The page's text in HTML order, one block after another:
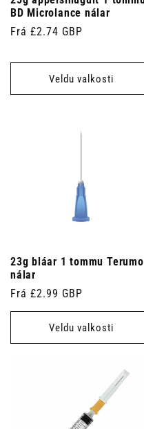
BD Microlance nálar
Venjulegt
Frá £2.74 GBP
Veldu valkosti
23g bláar 1 tommu Terumo
nálar
Venjulegt
verð
Frá £2.99 GBP
Veldu valkosti